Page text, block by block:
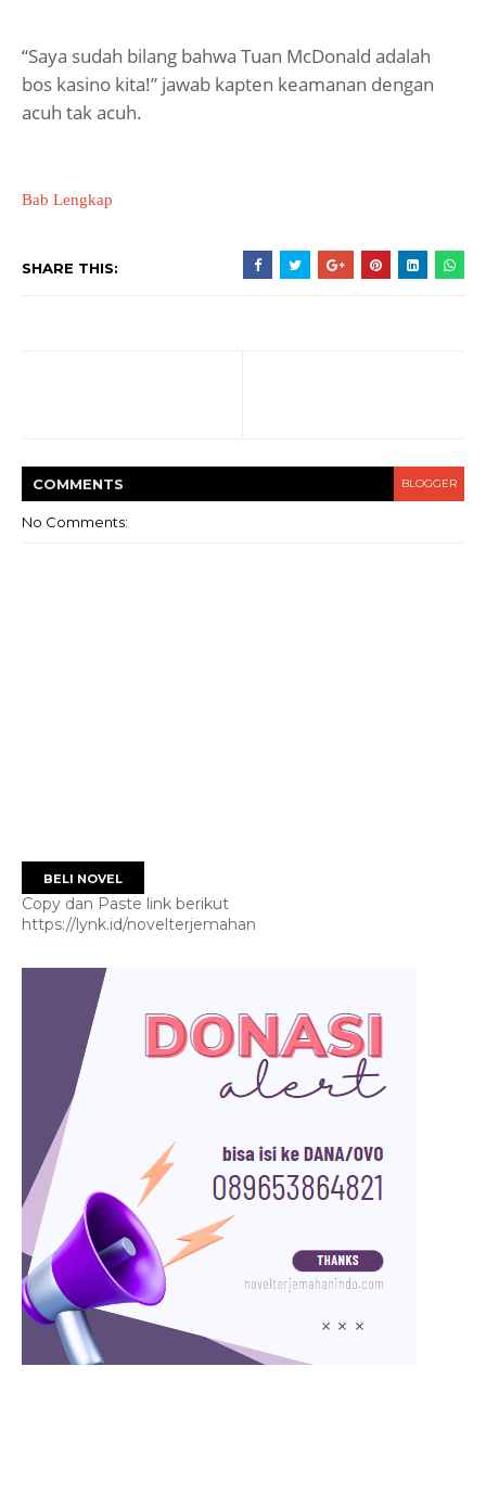
“Saya sudah bilang bahwa Tuan McDonald adalah
bos kasino kita!” jawab kapten keamanan dengan
acuh tak acuh.
Bab Lengkap
SHARE THIS:
COMMENTS BLOGGER
No Comments:
BELI NOVEL
Copy dan Paste link berikut
https://lynk.id/novelterjemahan